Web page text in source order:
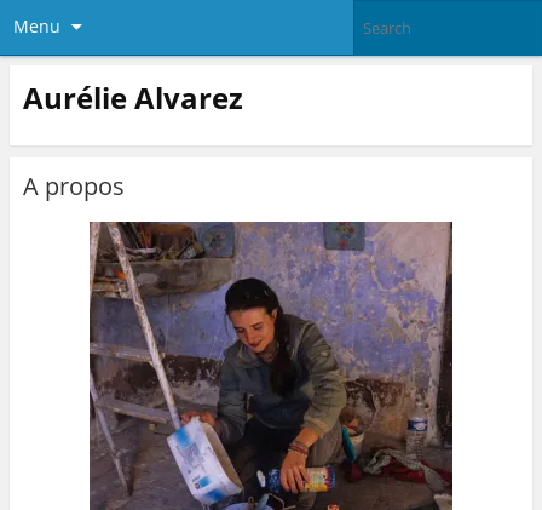
Menu
Aurélie Alvarez
A propos